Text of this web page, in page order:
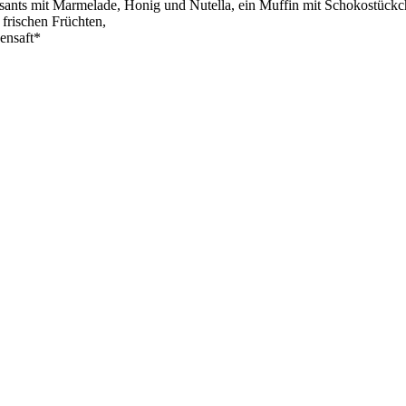
mit Marmelade, Honig und Nutella, ein Muffin mit
Früchten,